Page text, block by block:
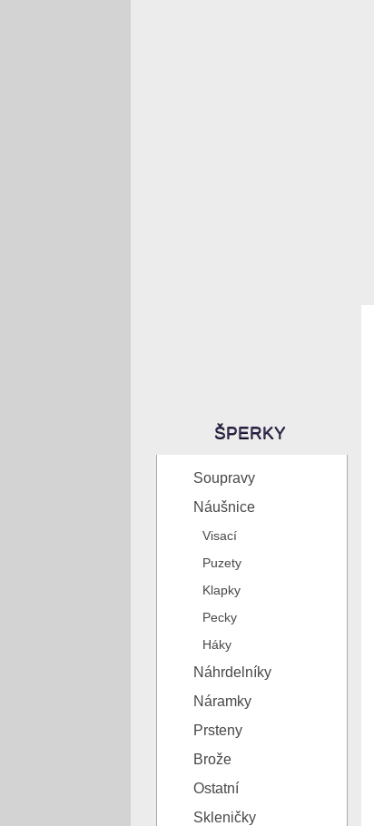
ŠPERKY
Soupravy
Náušnice
Visací
Puzety
Klapky
Pecky
Háky
Náhrdelníky
Náramky
Prsteny
Brože
Ostatní
Skleničky